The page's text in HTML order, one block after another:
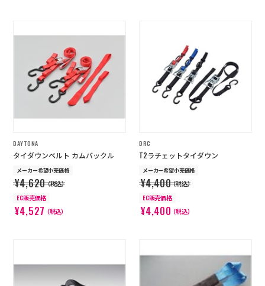
DAYTONA
タイダウンベルト カムバックル
メーカー希望小売価格
¥4,620（税込）
EC販売価格
¥4,527（税込）
DRC
T2ラチェットタイダウン
メーカー希望小売価格
¥4,400（税込）
EC販売価格
¥4,400（税込）